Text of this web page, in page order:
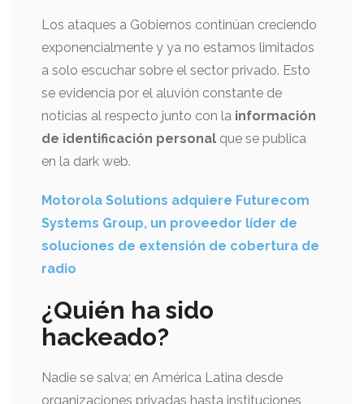
Los ataques a Gobiernos continúan creciendo
exponencialmente y ya no estamos limitados
a solo escuchar sobre el sector privado. Esto
se evidencia por el aluvión constante de
noticias al respecto junto con la información
de identificación personal que se publica
en la dark web.
Motorola Solutions adquiere Futurecom
Systems Group, un proveedor líder de
soluciones de extensión de cobertura de
radio
¿Quién ha sido
hackeado?
Nadie se salva; en América Latina desde
organizaciones privadas hasta instituciones